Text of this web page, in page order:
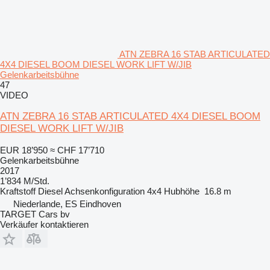
ATN ZEBRA 16 STAB ARTICULATED
4X4 DIESEL BOOM DIESEL WORK LIFT W/JIB
Gelenkarbeitsbühne
47
VIDEO
ATN ZEBRA 16 STAB ARTICULATED 4X4 DIESEL BOOM
DIESEL WORK LIFT W/JIB
EUR 18’950 ≈ CHF 17’710
Gelenkarbeitsbühne
2017
1’834 M/Std.
Kraftstoff DieselAchsenkonfiguration 4x4 Hubhöhe 16.8 m
Niederlande, ES Eindhoven
TARGET Cars bv
Verkäufer kontaktieren